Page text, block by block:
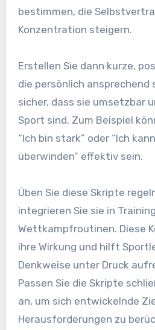
bestimmen, die
Konzentration steigern.
Erstellen Sie dann kurze,
die persönlich ansprechend
sicher, dass sie umsetzbar
Sport sind. Zum Beispiel
“Ich bin stark” oder “Ich
überwinden” effektiv sein.
Üben Sie diese Skripte
integrieren Sie sie in
Wettkampfroutinen. Diese
ihre Wirkung und hilft
Denkweise unter Druck
Passen Sie die Skripte
an, um sich entwickelnde
Herausforderungen zu